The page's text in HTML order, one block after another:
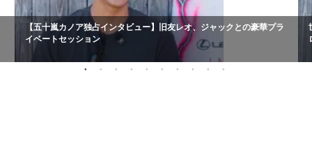
【五十嵐カノア独占インタビュー】旧友レオ、ジャックとの豪華プラ
イベートセッション